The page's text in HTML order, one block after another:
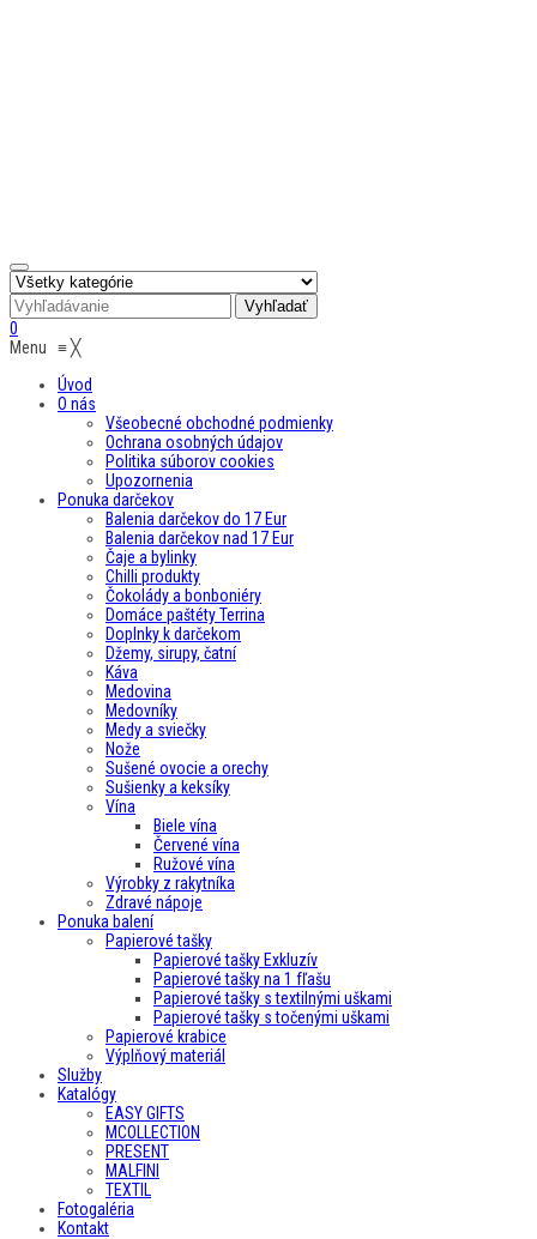
0
Menu ≡╳
Úvod
O nás
Všeobecné obchodné podmienky
Ochrana osobných údajov
Politika súborov cookies
Upozornenia
Ponuka darčekov
Balenia darčekov do 17 Eur
Balenia darčekov nad 17 Eur
Čaje a bylinky
Chilli produkty
Čokolády a bonboniéry
Domáce paštéty Terrina
Doplnky k darčekom
Džemy, sirupy, čatní
Káva
Medovina
Medovníky
Medy a sviečky
Nože
Sušené ovocie a orechy
Sušienky a keksíky
Vína
Biele vína
Červené vína
Ružové vína
Výrobky z rakytníka
Zdravé nápoje
Ponuka balení
Papierové tašky
Papierové tašky Exkluzív
Papierové tašky na 1 fľašu
Papierové tašky s textilnými uškami
Papierové tašky s točenými uškami
Papierové krabice
Výplňový materiál
Služby
Katalógy
EASY GIFTS
MCOLLECTION
PRESENT
MALFINI
TEXTIL
Fotogaléria
Kontakt